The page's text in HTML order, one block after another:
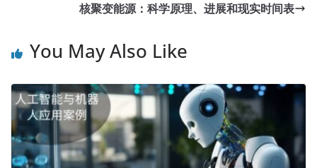
核聚变能源：科学原理、进展和现实时间表
You May Also Like